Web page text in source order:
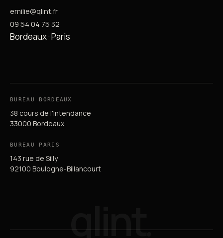
emilie@qlint.fr
09 54 04 75 32
Bordeaux · Paris
BUREAU BORDEAUX
38 cours de l'Intendance
33000 Bordeaux
BUREAU PARIS
143 rue de Silly
92100 Boulogne-Billancourt
qlint.